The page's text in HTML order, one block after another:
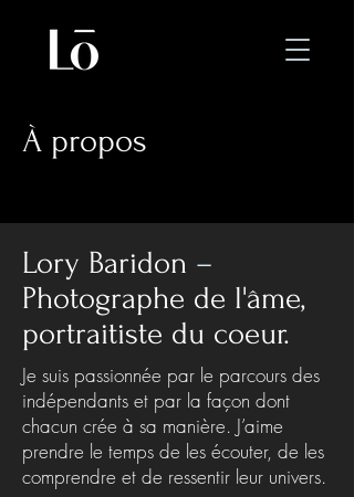
À propos
Lory Baridon –
Photographe de l'âme,
portraitiste du coeur.
Je suis passionnée par le parcours des
indépendants et par la façon dont
chacun crée à sa manière. J’aime
prendre le temps de les écouter, de les
comprendre et de ressentir leur univers.